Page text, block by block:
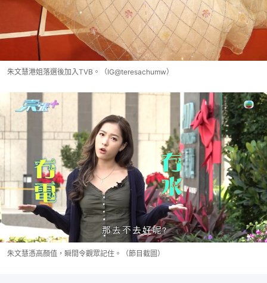
朱文慧港姐落選後加入TVB。（IG@teresachumw）
朱文慧憑高顏值，瞬間令觀眾記住。（節目截圖）